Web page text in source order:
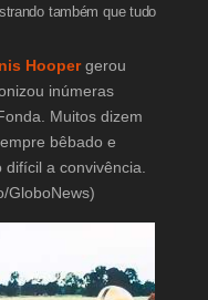
também que tudo
Hoopergerou
inúmeras
Muitos dizem
bêbado e
a convivência.
GloboNews)